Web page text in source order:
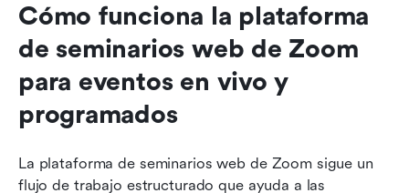
Cómo funciona la plataforma
de seminarios web de Zoom
para eventos en vivo y
programados
La plataforma de seminarios web de Zoom sigue un
flujo de trabajo estructurado que ayuda a las